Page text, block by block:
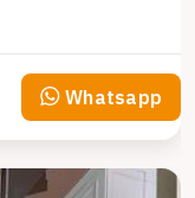
Whatsapp